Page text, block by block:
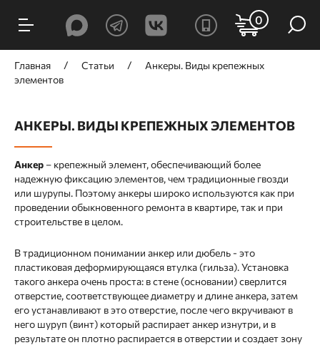
0
Главная Статьи
Анкеры. Виды крепежных
элементов
АНКЕРЫ. ВИДЫ КРЕПЕЖНЫХ ЭЛЕМЕНТОВ
Анкер – крепежный элемент, обеспечивающий более
надежную фиксацию элементов, чем традиционные гвозди
или шурупы. Поэтому анкеры широко используются как при
проведении обыкновенного ремонта в квартире, так и при
строительстве в целом.
В традиционном понимании анкер или дюбель - это
пластиковая деформирующаяся втулка (гильза). Установка
такого анкера очень проста: в стене (основании) сверлится
отверстие, соответствующее диаметру и длине анкера, затем
его устанавливают в это отверстие, после чего вкручивают в
него шуруп (винт) который распирает анкер изнутри, и в
результате он плотно распирается в отверстии и создает зону